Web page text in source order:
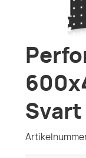
Svart